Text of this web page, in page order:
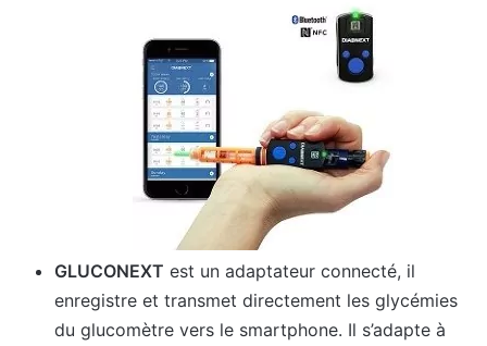
GLUCONEXT est un adaptateur connecté, il
enregistre et transmet directement les glycémies
du glucomètre vers le smartphone. Il s’adapte à